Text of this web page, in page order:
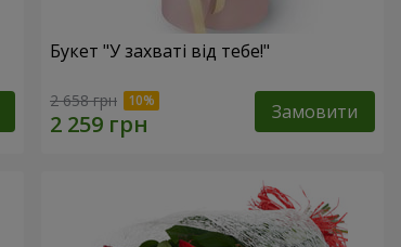
Букет "У захваті від тебе!"
2 658 грн Замовити